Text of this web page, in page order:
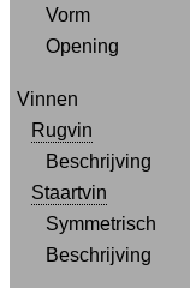
Vorm
Opening
Vinnen
Rugvin
Beschrijving
Staartvin
Symmetrisch
Beschrijving